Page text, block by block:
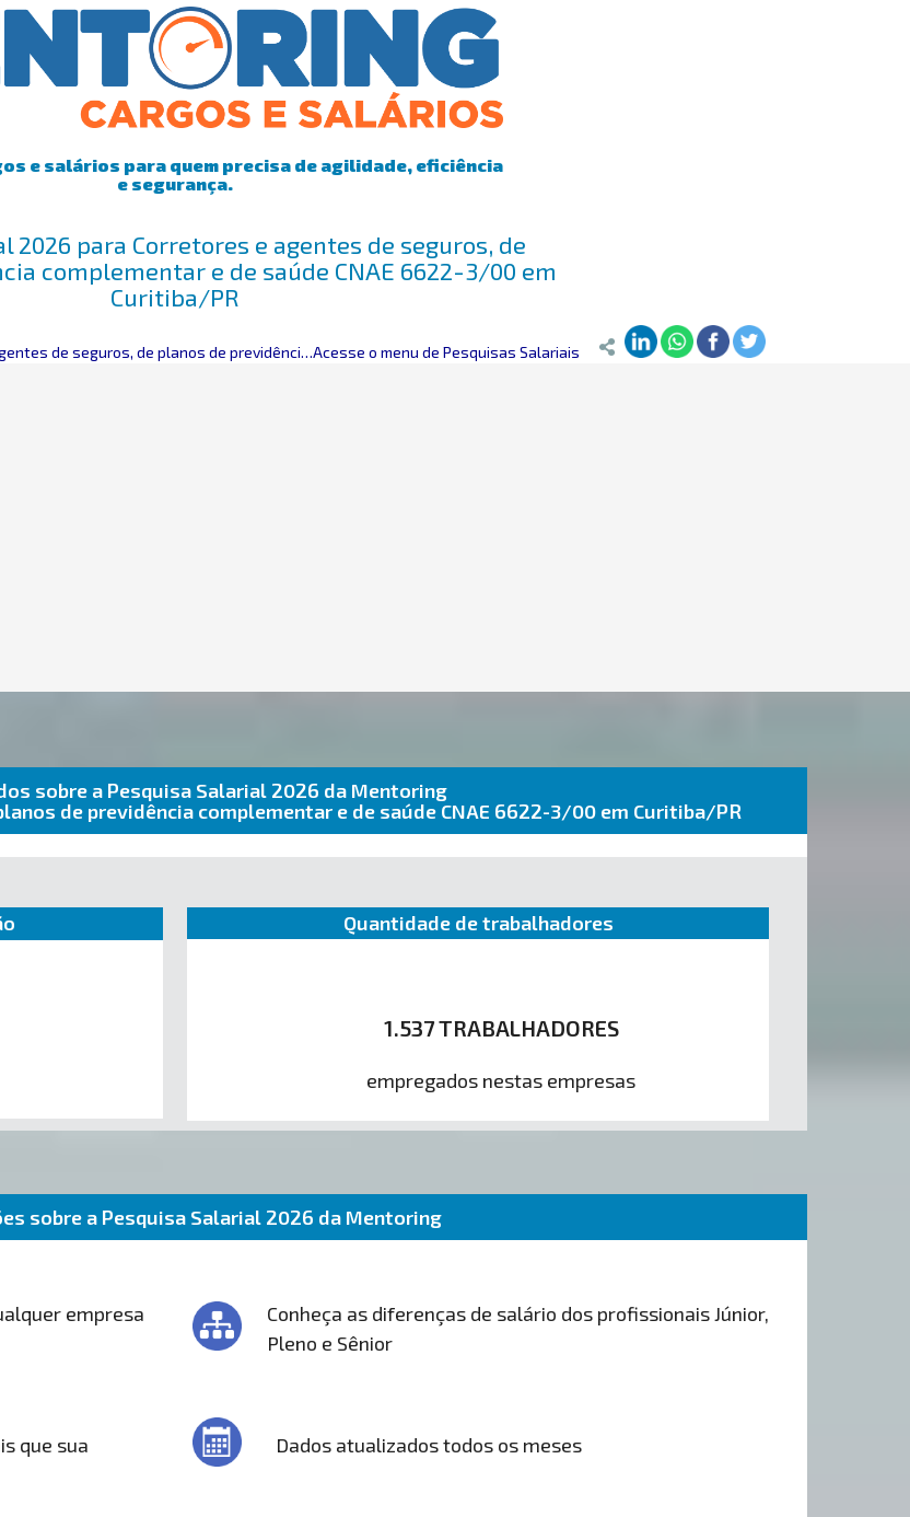
e salários para quem precisa de agilidade, eficiência
e segurança.
2026 para Corretores e agentes de seguros, de
complementar e de saúde CNAE 6622-3/00 em
Curitiba/PR
seguros, de planos de previdência complementar e de saúde Acesse o menu de Pesquisas Salariais
sobre a Pesquisa Salarial 2026 da Mentoring
de previdência complementar e de saúde CNAE 6622-3/00 em Curitiba/PR
Quantidade de trabalhadores
1.537 TRABALHADORES
empregados nestas empresas
sobre a Pesquisa Salarial 2026 da Mentoring
empresa
que sua
Conheça as diferenças de salário dos profissionais Júnior,
Pleno e Sênior
Dados atualizados todos os meses